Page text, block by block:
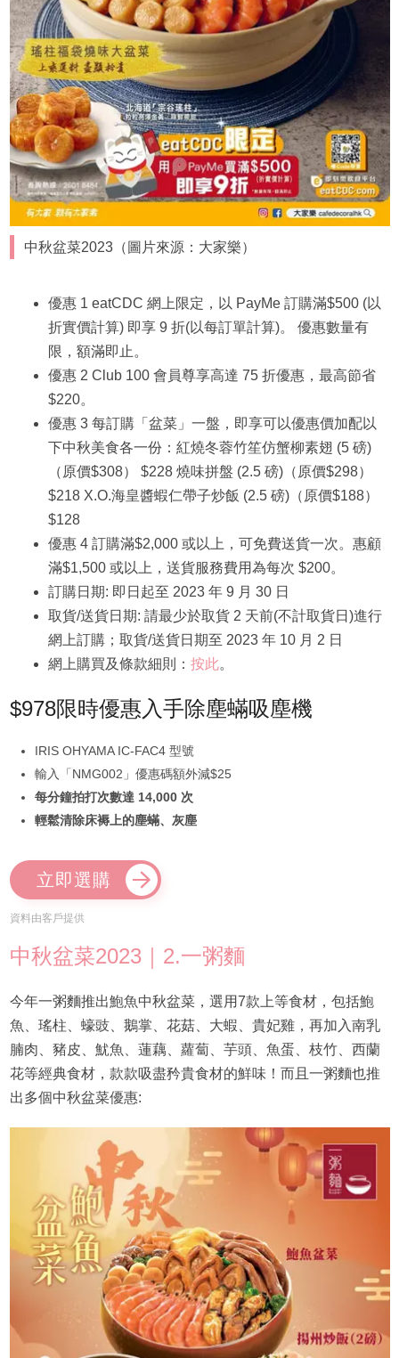
中秋盆菜2023（圖片來源：大家樂）
優惠 1 eatCDC 網上限定，以 PayMe 訂購滿$500 (以
折實價計算) 即享 9 折(以每訂單計算)。 優惠數量有
限，額滿即止。
優惠 2 Club 100 會員尊享高達 75 折優惠，最高節省
$220。
優惠 3 每訂購「盆菜」一盤，即享可以優惠價加配以
下中秋美食各一份：紅燒冬蓉竹笙仿蟹柳素翅 (5 磅)
（原價$308） $228 燒味拼盤 (2.5 磅)（原價$298）
$218 X.O.海皇醬蝦仁帶子炒飯 (2.5 磅)（原價$188）
$128
優惠 4 訂購滿$2,000 或以上，可免費送貨一次。惠顧
滿$1,500 或以上，送貨服務費用為每次 $200。
訂購日期: 即日起至 2023 年 9 月 30 日
取貨/送貨日期: 請最少於取貨 2 天前(不計取貨日)進行
網上訂購；取貨/送貨日期至 2023 年 10 月 2 日
網上購買及條款細則： 按此。
$978限時優惠入手除塵蟎吸塵機
IRIS OHYAMA IC-FAC4 型號
輸入「NMG002」優惠碼額外減$25
每分鐘拍打次數達 14,000 次
輕鬆清除床褥上的塵蟎、灰塵
立即選購
資料由客戶提供
中秋盆菜2023｜2.一粥麵
今年一粥麵推出鮑魚中秋盆菜，選用7款上等食材，包括鮑
魚、瑤柱、蠔豉、鵝掌、花菇、大蝦、貴妃雞，再加入南乳
腩肉、豬皮、魷魚、蓮藕、蘿蔔、芋頭、魚蛋、枝竹、西蘭
花等經典食材，款款吸盡矜貴食材的鮮味！而且一粥麵也推
出多個中秋盆菜優惠: